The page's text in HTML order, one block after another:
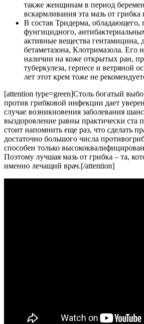
также женщинам в период
вскармливания эта мазь от грибка
В состав Тридерма, обладающего,
фунгицидного,
активные вещества гентамицина,
бетаметазона, Клотримазола. Его
наличии на коже открытых ран,
туберкулеза, герпесе и ветряной
лет этот крем тоже не
[attention type=green]Столь богатый
против грибковой инфекции дает
случае возникновения заболевания
выздоровление равны практически ста
стоит напомнить еще раз, что сделать
достаточно большого числа
способен только
Поэтому лучшая мазь от грибка – та,
именно лечащий врач.[/attention]